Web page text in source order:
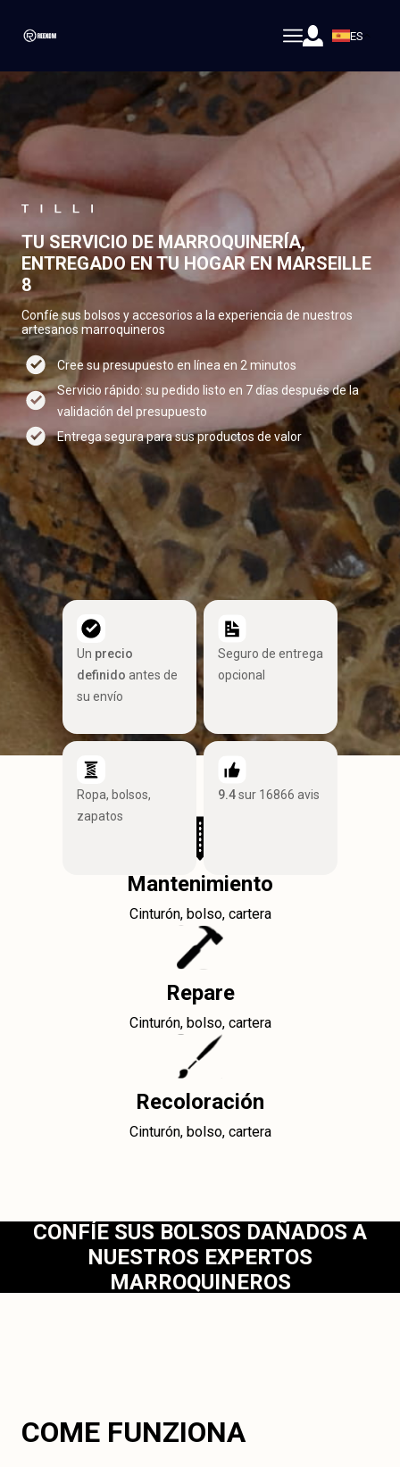
ES
TU SERVICIO DE MARROQUINERÍA,
ENTREGADO EN TU HOGAR EN MARSEILLE
8
Confíe sus bolsos y accesorios a la experiencia de nuestros
artesanos marroquineros
Cree su presupuesto en línea en 2 minutos
Servicio rápido: su pedido listo en 7 días después de la
validación del presupuesto
Entrega segura para sus productos de valor
Un precio
definido antes de
su envío
Seguro de entrega
opcional
Ropa, bolsos,
zapatos
9.4sur 16866 avis
Mantenimiento
Cinturón, bolso, cartera
Repare
Cinturón, bolso, cartera
Recoloración
Cinturón, bolso, cartera
CONFÍE SUS BOLSOS DAÑADOS A
NUESTROS EXPERTOS
MARROQUINEROS
COME FUNZIONA